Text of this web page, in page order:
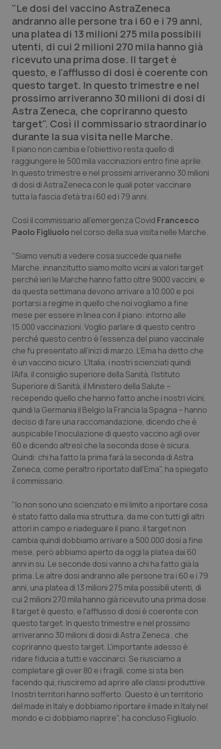
Professionisti Sanitari.AI
Abruzzo
Basilicata
Calabria
Campania
Emilia-Romagna
Friuli Venezia Giulia
Lazio
Liguria
Marche
Molise
Piemonte
Provincia Autonoma di Bolzano
Provincia Autonoma di Trento
Puglia
Sardegna
Sicilia
Toscana
Umbria
Valle D’Aosta
Veneto
QS Pro Gold
Artrite & artrosi
Asma & BPCO
Car-T
Colesterolo & coronaropatie
Dermatite Atopica
Diabete & glucometri
Disturbi dell’umore
Donna & Salute
Epatiti
HIV
Infezioni & Febbre
Ipertensione & Scompenso
Malattie rare
Malattia di Crohn & Rettocolite Ulcerosa
Neuroscienze & patologie neurodegenerative
Obesità
Oftalmologia
Oncodermatologia
Oncoematologia
Oncologia & Nutrizione
Psoriasi & pelle
Quotidiano Cardiologia
Quotidiano Chirurgia
Quotidiano Oncologia
Quotidiano Pediatria
QS Club Newsletter
"Le dosi del vaccino AstraZeneca
andranno alle persone tra i 60 e i 79 anni,
una platea di 13 milioni 275 mila possibili
utenti, di cui 2 milioni 270 mila hanno già
ricevuto una prima dose. Il target è
questo, e l'afflusso di dosi è coerente con
questo target. In questo trimestre e nel
prossimo arriveranno 30 milioni di dosi di
Astra Zeneca, che copriranno questo
target". Così il commissario straordinario
durante la sua visita nelle Marche.
Il piano non cambia e l'obiettivo resta quello di
raggiungere le 500 mila vaccinazioni entro fine aprile.
In questo trimestre e nel prossimi arriveranno 30 milioni
di dosi di AstraZeneca con le quali poter vaccinare
tutta la fascia d'età tra i 60 ed i 79 anni.
Così il commissario all'emergenza Covid Francesco
Paolo Figliuolo nel corso della sua visita nelle Marche.
"Siamo venuti a vedere cosa succede qua nelle
Marche. innanzitutto siamo molto vicini ai valori target
perché ieri le Marche hanno fatto oltre 9000 vaccini, e
da questa settimana devono arrivare a 10.000 e poi
portarsi a regime in quello che noi vogliamo a fine
mese per essere in linea con il piano: intorno alle
15.000 vaccinazioni. Voglio parlare di questo centro
perché questo centro è l’essenza del piano vaccinale
che fu presentato all’inizi di marzo. L’Ema ha detto che
è un vaccino sicuro. L’Italia, i nostri scienziati quindi
l’Aifa, il consiglio superiore della Sanità, l’Istituto
Superiore di Sanità, il Ministero della Salute –
recependo quello che hanno fatto anche i nostri vicini,
quindi la Germania il Belgio la Francia la Spagna – hanno
deciso di fare una raccomandazione, dicendo che è
auspicabile l’inoculazione di questo vaccino agli over
60 e dicendo altresì che la seconda dose è sicura.
Quindi: chi ha fatto la prima farà la seconda di Astra
Zeneca, come peraltro riportato dall’Ema", ha spiegato
il commissario.
"Io non sono uno scienziato e mi limito a riportare cosa
è stato fatto dalla mia struttura, da me con tutti gli altri
attori in campo e riadeguare il piano. il target non
cambia quindi dobbiamo arrivare a 500.000 dosi a fine
mese, però abbiamo aperto da oggi la platea dai 60
anni in su. Le seconde dosi vanno a chi ha fatto già la
prima. Le altre dosi andranno alle persone tra i 60 e i 79
anni, una platea di 13 milioni 275 mila possibili utenti, di
cui 2 milioni 270 mila hanno già ricevuto una prima dose.
Il target è questo, e l'afflusso di dosi è coerente con
questo target. In questo trimestre e nel prossimo
arriveranno 30 milioni di dosi di Astra Zeneca , che
copriranno questo target. L'importante adesso è
ridare fiducia a tutti e vaccinarci. Se riusciamo a
completare gli over 80 e i fragili, come si sta ben
facendo qui, riusciremo ad aprire alle classi produttive.
I nostri territori hanno sofferto. Questo è un territorio
del made in Italy e dobbiamo riportare il made in Italy nel
mondo e ci dobbiamo riaprire", ha concluso Figliuolo.